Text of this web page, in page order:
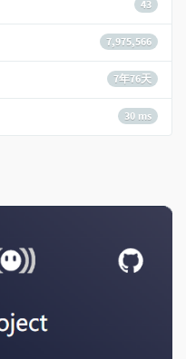
43
7,975,566
7年76天
30 ms